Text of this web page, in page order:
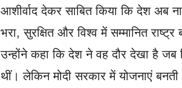
आशीर्वाद देकर साबित किया कि देश अब
भरा, सुरक्षित और विश्व में सम्मानित
उन्होंने कहा कि देश ने वह दौर देखा है
थीं। लेकिन मोदी सरकार में योजनाएं